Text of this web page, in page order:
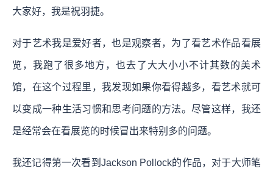
大家好，我是祝羽捷。
对于艺术我是爱好者，也是观察者，为了看艺术作品看展
览，我跑了很多地方，也去了大大小小不计其数的美术
馆，在这个过程里，我发现如果你看得越多，看艺术就可
以变成一种生活习惯和思考问题的方法。尽管这样，我还
是经常会在看展览的时候冒出来特别多的问题。
我还记得第一次看到Jackson Pollock的作品，对于大师笔